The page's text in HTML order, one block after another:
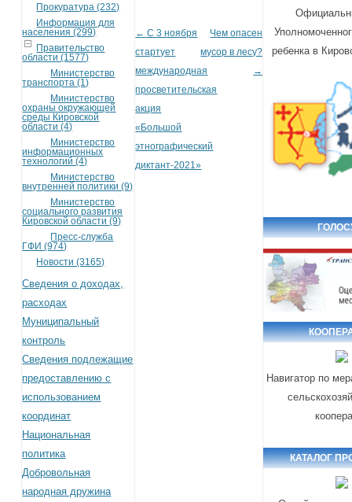
Прокуратура (232)
Информация для
населения (299)
Правительство
области (1577)
Министерство
транспорта (1)
Министерство
охраны окружающей
среды Кировской
области (4)
Министерство
информационных
технологий (4)
Министерство
внутренней политики (9)
Министерство
социального развития
Кировской области (9)
Пресс-служба
ГФИ (974)
Новости (3165)
Сведения о доходах,
расходах
Муниципальный
контроль
Сведения подлежащие
предоставлению с
использованием
координат
Национальная
политика
Добровольная
народная дружина
Post navigation
← С 3 ноября
стартует
международная
просветительская
акция
«Большой
этнографический
диктант-2021»
Чем опасен
мусор в лесу?
→
ребенка в
Навигатор по
КАТАЛОГ